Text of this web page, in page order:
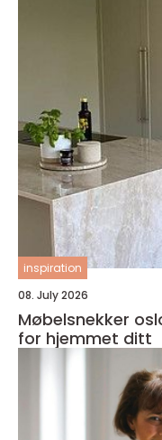
inspiration
08. July 2026
Møbelsnekker
for hjemmet ditt